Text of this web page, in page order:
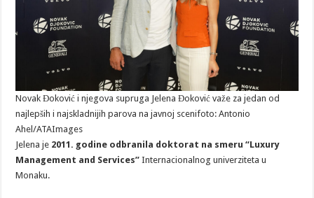
Novak Đoković i njegova supruga Jelena Đoković važe za jedan od
najlepših i najskladnijih parova na javnoj scenifoto: Antonio
Ahel/ATAImages
Jelena je 2011. godine odbranila doktorat na smeru “Luxury
Management and Services” Internacionalnog univerziteta u
Monaku.